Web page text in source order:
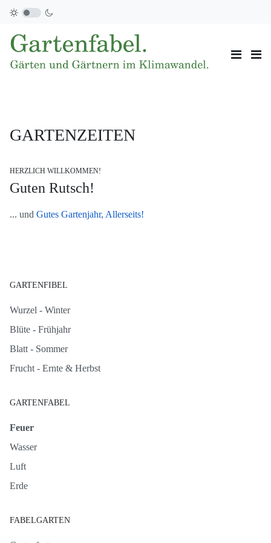
GARTENZEITEN
HERZLICH WILLKOMMEN!
Guten Rutsch!
... und Gutes Gartenjahr, Allerseits!
GARTENFIBEL
Wurzel - Winter
Blüte - Frühjahr
Blatt - Sommer
Frucht - Ernte & Herbst
GARTENFABEL
Feuer
Wasser
Luft
Erde
FABELGARTEN